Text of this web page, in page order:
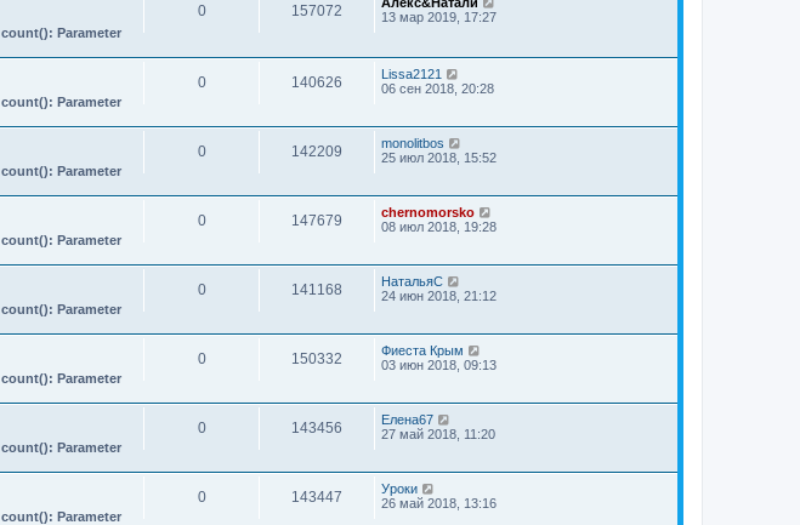
count(): Parameter
0 157072
13 мар 2019, 17:27
count(): Parameter
0 140626
Lissa2121
06 сен 2018, 20:28
count(): Parameter
0 142209
monolitbos
25 июл 2018, 15:52
count(): Parameter
0 147679
chernomorsko
08 июл 2018, 19:28
count(): Parameter
0 141168
НатальяС
24 июн 2018, 21:12
count(): Parameter
0 150332
Фиеста Крым
03 июн 2018, 09:13
count(): Parameter
0 143456
Елена67
27 май 2018, 11:20
count(): Parameter
0 143447
Уроки
26 май 2018, 13:16